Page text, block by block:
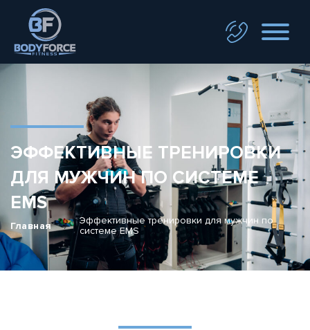
ЭФФЕКТИВНЫЕ ТРЕНИРОВКИ
ДЛЯ МУЖЧИН ПО СИСТЕМЕ
EMS
Главная /
Эффективные тренировки для мужчин по
системе EMS